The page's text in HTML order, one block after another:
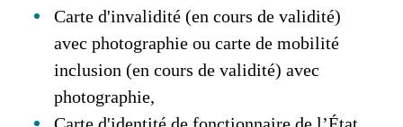
Carte d'invalidité (en cours de validité)
avec photographie ou carte de mobilité
inclusion (en cours de validité) avec
photographie,